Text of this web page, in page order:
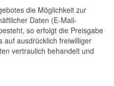
die Möglichkeit zur
Daten (E-Mail-
so erfolgt die Preisgabe
auf ausdrücklich freiwilliger
vertraulich behandelt und